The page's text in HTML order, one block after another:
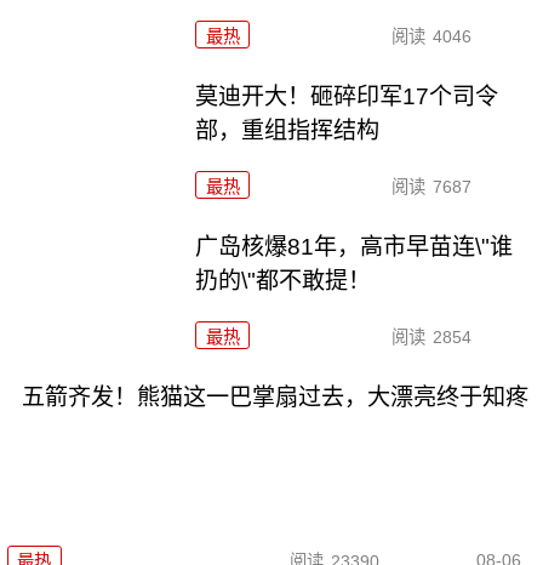
最热 阅读 4046
莫迪开大！砸碎印军17个司令
部，重组指挥结构
最热 阅读 7687
广岛核爆81年，高市早苗连\"谁
扔的\"都不敢提！
最热 阅读 2854
五箭齐发！熊猫这一巴掌扇过去，大漂亮终于知疼
08-06